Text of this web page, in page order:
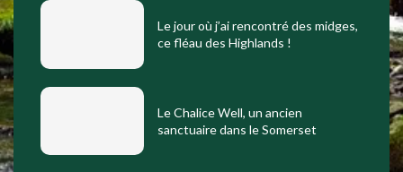
Le jour où j’ai rencontré des midges,
ce fléau des Highlands !
Le Chalice Well, un ancien
sanctuaire dans le Somerset